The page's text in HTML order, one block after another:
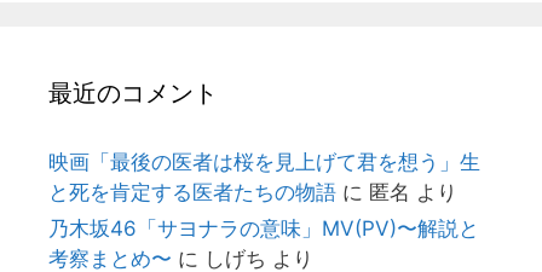
最近のコメント
映画「最後の医者は桜を見上げて君を想う」生
と死を肯定する医者たちの物語 に 匿名 より
乃木坂46「サヨナラの意味」MV(PV)〜解説と
考察まとめ〜 に しげち より